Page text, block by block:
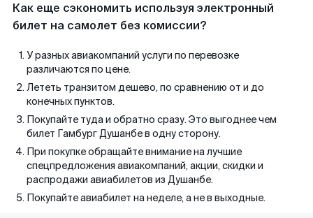
Как еще сэкономить используя электронный
билет на самолет без комиссии?
У разных авиакомпаний услуги по перевозке
различаются по цене.
Лететь транзитом дешево, по сравнению от и до
конечных пунктов.
Покупайте туда и обратно сразу. Это выгоднее чем
билет Гамбург Душанбе в одну сторону.
При покупке обращайте внимание на лучшие
спецпредложения авиакомпаний, акции, скидки и
распродажи авиабилетов из Душанбе.
Покупайте авиабилет на неделе, а не в выходные.